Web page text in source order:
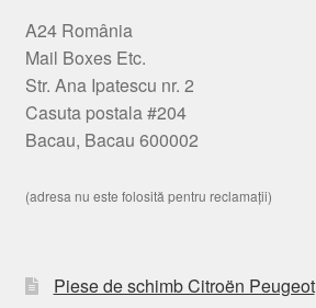
A24 România
Mail Boxes Etc.
Str. Ana Ipatescu nr. 2
Casuta postala #204
Bacau, Bacau 600002
(adresa nu este folosită pentru reclamații)
Piese de schimb Citroën Peugeot